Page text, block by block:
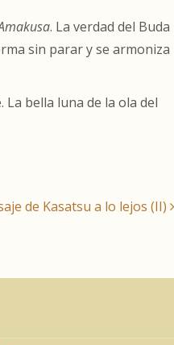
. La verdad del Buda
sin parar y se armoniza
bella luna de la ola del
de Kasatsu a lo lejos (II)